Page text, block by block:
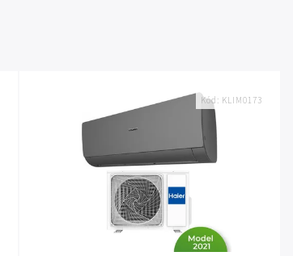
Kód: KLIM0173